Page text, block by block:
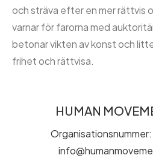
och sträva efter en mer rättvis
varnar för farorna med
betonar vikten av konst och
frihet och rättvisa.
HUMAN